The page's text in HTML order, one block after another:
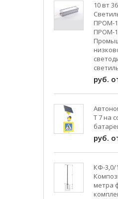
10 вт
ПРОМ-
ПРОМ-
руб.
Т 7 на
руб.
КФ-3,0/
метра